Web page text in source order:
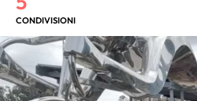
CONDIVISIONI